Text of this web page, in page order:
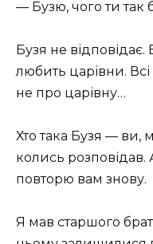
— Бузю, чого ти так
Бузя не
любить царівни.
не про царівну…
Хто така Бузя — ви,
колись розповідав.
повторю вам знову.
Я мав старшого